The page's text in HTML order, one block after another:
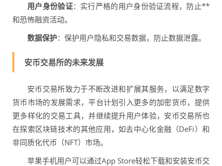
用户身份验证：实行严格的用户身份验证流程，防止**
和恐怖融资活动。
数据保护：保护用户隐私和交易数据，防止数据泄露。
安币交易所的未来发展
安币交易所致力于不断改进和扩展其服务，以满足数字
货币市场的发展需求，平台计划引入更多的加密货币，提供
更多样化的交易工具，并继续提升用户体验，安币交易所也
在探索区块链技术的其他应用，如去中心化金融（DeFi）和
非同质化代币（NFT）市场。
苹果手机用户可以通过App Store轻松下载和安装安币交